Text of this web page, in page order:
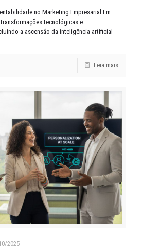
no Marketing Empresarial Em
tecnológicas e
a ascensão da inteligência artificial
Leia mais
2025